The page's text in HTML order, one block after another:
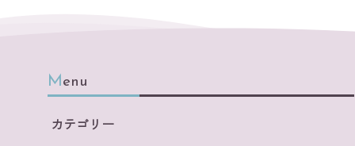
Menu
カテゴリー